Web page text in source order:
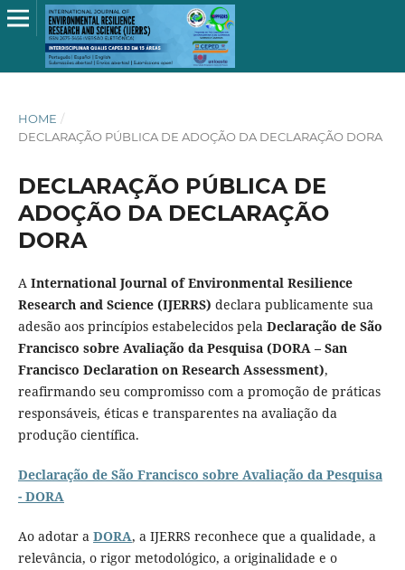
HOME /
DECLARAÇÃO PÚBLICA DE ADOÇÃO DA DECLARAÇÃO DORA
DECLARAÇÃO PÚBLICA DE
ADOÇÃO DA DECLARAÇÃO
DORA
A International Journal of Environmental Resilience
Research and Science (IJERRS) declara publicamente sua
adesão aos princípios estabelecidos pela Declaração de São
Francisco sobre Avaliação da Pesquisa (DORA – San
Francisco Declaration on Research Assessment),
reafirmando seu compromisso com a promoção de práticas
responsáveis, éticas e transparentes na avaliação da
produção científica.
Declaração de São Francisco sobre Avaliação da Pesquisa
- DORA
Ao adotar a DORA, a IJERRS reconhece que a qualidade, a
relevância, o rigor metodológico, a originalidade e o